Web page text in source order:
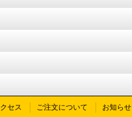
セス ご注文について お知らせ